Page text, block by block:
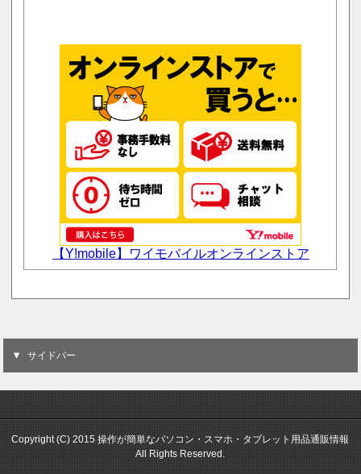
【Y!mobile】ワイモバイルオンラインストア
サイドバー
Copyright (C) 2015 操作が簡単なパソコン・スマホ・タブレット用品通販情報
All Rights Reserved.